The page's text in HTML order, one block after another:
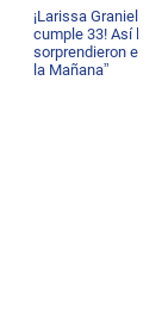
¡Larissa Graniello
cumple 33! Así la
sorprendieron en
la Mañana”